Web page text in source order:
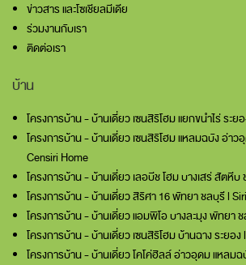
ข่าวสาร และโซเชียลมีเดีย
ร่วมงานกับเรา
ติดต่อเรา
บ้าน
โครงการบ้าน - บ้านเดี่ยว เซนสิริโฮม แยกขนำไร่ ระย
โครงการบ้าน - บ้านเดี่ยว เซนสิริโฮม แหลมฉบัง อ่าว
Censiri Home
โครงการบ้าน - บ้านเดี่ยว เลอบีช โฮม บางเสร่ สัตหี
โครงการบ้าน - บ้านเดี่ยว สิริศา 16 พัทยา ชลบุรี l
โครงการบ้าน - บ้านเดี่ยว แอมพิโอ บางละมุง พัทยา
โครงการบ้าน - บ้านเดี่ยว เซนสิริโฮม บ้านฉาง ระยอ
โครงการบ้าน - บ้านเดี่ยว โคโค่ฮิลล์ อ่าวอุดม แหลม